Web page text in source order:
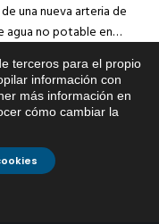
una nueva arteria de
agua no potable en
Quemadas- 1ª Sem
Carrera Caballo-1º
terceros para el propio
información con
más información en
cómo cambiar la
cualquier duda sobre
haga click abajo.